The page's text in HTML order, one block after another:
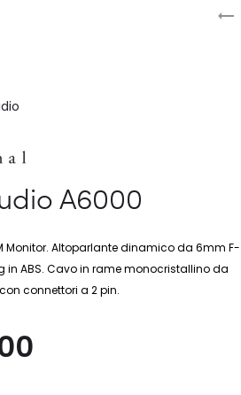
A6000
Monitor. Altoparlante dinamico da 6mm F-
in ABS. Cavo in rame monocristallino da
connettori a 2 pin.